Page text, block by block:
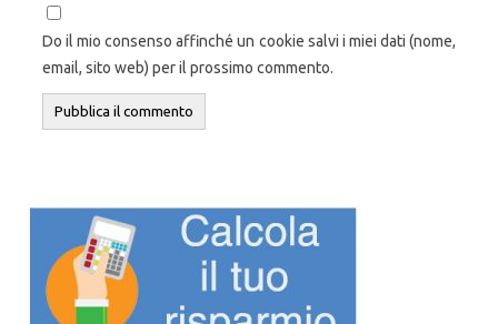
Do il mio consenso affinché un cookie salvi i miei dati (nome,
email, sito web) per il prossimo commento.